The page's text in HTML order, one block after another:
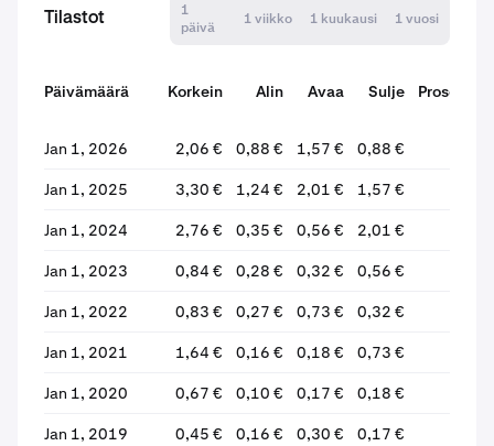
Tilastot
1
päivä
1 viikko 1 kuukausi 1 vuosi
Päivämäärä Korkein Alin Avaa Sulje
Jan 1, 2026 2,06 € 0,88 € 1,57 € 0,88 €
Jan 1, 2025 3,30 € 1,24 € 2,01 € 1,57 €
Jan 1, 2024 2,76 € 0,35 € 0,56 € 2,01 €
Jan 1, 2023 0,84 € 0,28 € 0,32 € 0,56 €
Jan 1, 2022 0,83 € 0,27 € 0,73 € 0,32 €
Jan 1, 2021 1,64 € 0,16 € 0,18 € 0,73 €
Jan 1, 2020 0,67 € 0,10 € 0,17 € 0,18 €
Jan 1, 2019 0,45 € 0,16 € 0,30 € 0,17 €